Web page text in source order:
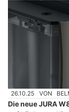
26.10.25 VON
Die neue JURA